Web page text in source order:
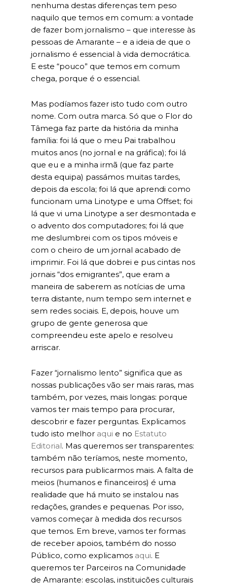
nenhuma destas diferenças tem peso
naquilo que temos em comum: a vontade
de fazer bom jornalismo – que interesse às
pessoas de Amarante – e a ideia de que o
jornalismo é essencial à vida democrática.
E este “pouco” que temos em comum
chega, porque é o essencial.
Mas podíamos fazer isto tudo com outro
nome. Com outra marca. Só que o Flor do
Tâmega faz parte da história da minha
família: foi lá que o meu Pai trabalhou
muitos anos (no jornal e na gráfica); foi lá
que eu e a minha irmã (que faz parte
desta equipa) passámos muitas tardes,
depois da escola; foi lá que aprendi como
funcionam uma Linotype e uma Offset; foi
lá que vi uma Linotype a ser desmontada e
o advento dos computadores; foi lá que
me deslumbrei com os tipos móveis e
com o cheiro de um jornal acabado de
imprimir. Foi lá que dobrei e pus cintas nos
jornais “dos emigrantes”, que eram a
maneira de saberem as notícias de uma
terra distante, num tempo sem internet e
sem redes sociais. E, depois, houve um
grupo de gente generosa que
compreendeu este apelo e resolveu
arriscar.
Fazer “jornalismo lento” significa que as
nossas publicações vão ser mais raras, mas
também, por vezes, mais longas: porque
vamos ter mais tempo para procurar,
descobrir e fazer perguntas. Explicamos
tudo isto melhor aqui e no Estatuto
Editorial. Mas queremos ser transparentes:
também não teríamos, neste momento,
recursos para publicarmos mais. A falta de
meios (humanos e financeiros) é uma
realidade que há muito se instalou nas
redações, grandes e pequenas. Por isso,
vamos começar à medida dos recursos
que temos. Em breve, vamos ter formas
de receber apoios, também do nosso
Público, como explicamos aqui. E
queremos ter Parceiros na Comunidade
de Amarante: escolas, instituições culturais